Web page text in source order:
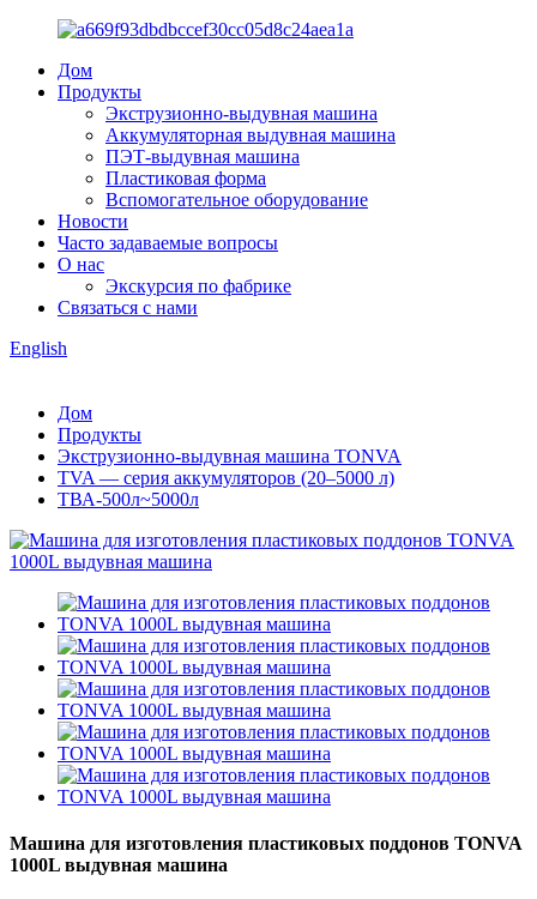
Дом
Продукты
Экструзионно-выдувная машина
Аккумуляторная выдувная машина
ПЭТ-выдувная машина
Пластиковая форма
Вспомогательное оборудование
Новости
Часто задаваемые вопросы
О нас
Экскурсия по фабрике
Связаться с нами
English
Дом
Продукты
Экструзионно-выдувная машина TONVA
TVA — серия аккумуляторов (20–5000 л)
ТВА-500л~5000л
Машина для изготовления пластиковых поддонов TONVA
1000L выдувная машина